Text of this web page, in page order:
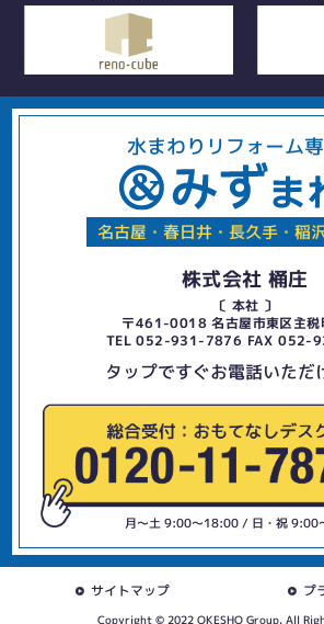
水まわりリフォーム
名古屋・春日井・長久手・稲
株式会社 桶庄
〔 本社 〕
〒461-0018 名古屋市東区主
TEL 052-931-7876 FAX 052-
タップですぐお電話いただ
月〜土 9:00〜18:00 / 日・祝 9:00
サイトマップ プ
Copyright © 2022 OKESHO Group. All